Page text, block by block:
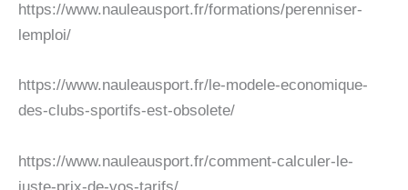
https://www.nauleausport.fr/formations/perenniser-
lemploi/
https://www.nauleausport.fr/le-modele-economique-
des-clubs-sportifs-est-obsolete/
https://www.nauleausport.fr/comment-calculer-le-
juste-prix-de-vos-tarifs/